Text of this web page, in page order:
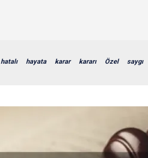
hatalı hayata karar kararı Özel saygı